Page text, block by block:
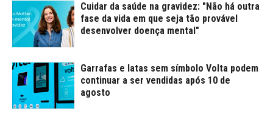
Cuidar da saúde na gravidez: "Não há outra
fase da vida em que seja tão provável
desenvolver doença mental"
Garrafas e latas sem símbolo Volta podem
continuar a ser vendidas após 10 de
agosto